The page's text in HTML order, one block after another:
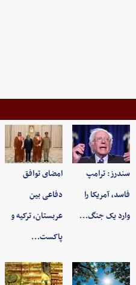
سندرز: ترامپ
فاسد، آمریکا را
وارد یک جنگ…
امضای توافق
دفاعی بین
عربستان، ترکیه و
پاکست…